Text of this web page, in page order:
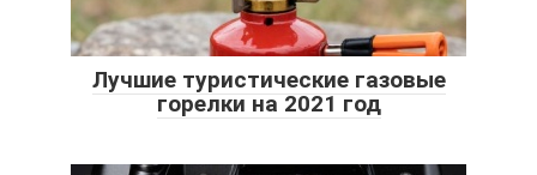
Лучшие туристические газовые
горелки на 2021 год